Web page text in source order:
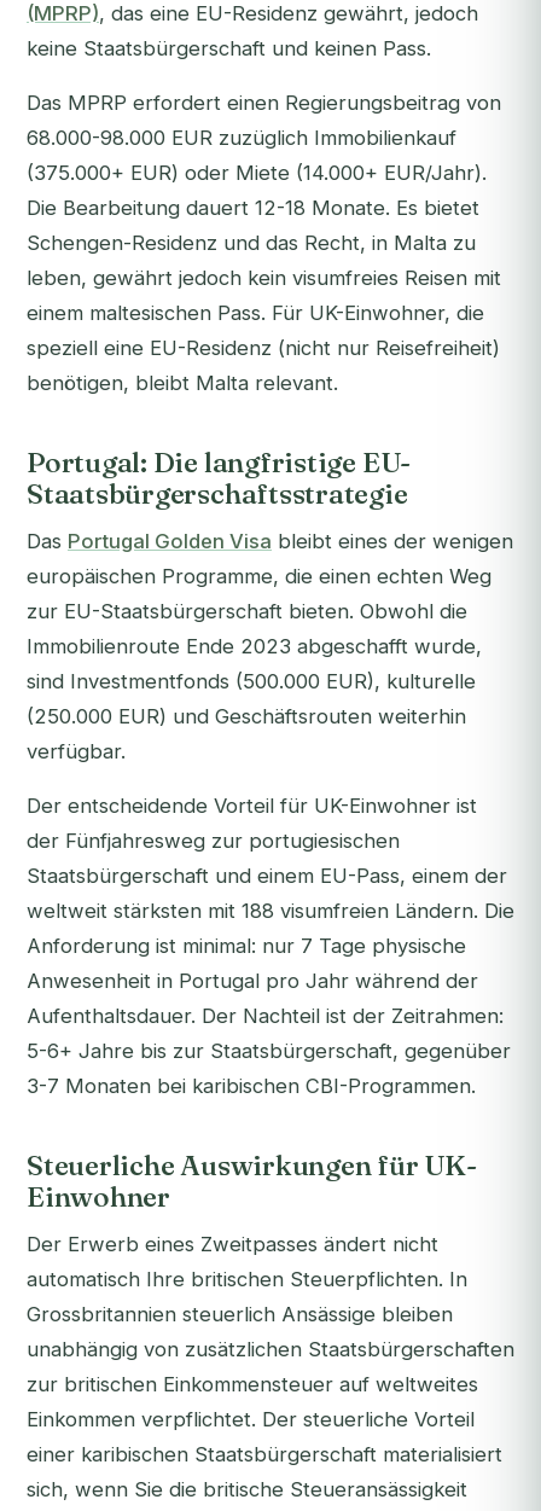
(MPRP), das eine EU-Residenz gewährt, jedoch
keine Staatsbürgerschaft und keinen Pass.
Das MPRP erfordert einen Regierungsbeitrag von
68.000-98.000 EUR zuzüglich Immobilienkauf
(375.000+ EUR) oder Miete (14.000+ EUR/Jahr).
Die Bearbeitung dauert 12-18 Monate. Es bietet
Schengen-Residenz und das Recht, in Malta zu
leben, gewährt jedoch kein visumfreies Reisen mit
einem maltesischen Pass. Für UK-Einwohner, die
speziell eine EU-Residenz (nicht nur Reisefreiheit)
benötigen, bleibt Malta relevant.
Portugal: Die langfristige EU-
Staatsbürgerschaftsstrategie
Das Portugal Golden Visa bleibt eines der wenigen
europäischen Programme, die einen echten Weg
zur EU-Staatsbürgerschaft bieten. Obwohl die
Immobilienroute Ende 2023 abgeschafft wurde,
sind Investmentfonds (500.000 EUR), kulturelle
(250.000 EUR) und Geschäftsrouten weiterhin
verfügbar.
Der entscheidende Vorteil für UK-Einwohner ist
der Fünfjahresweg zur portugiesischen
Staatsbürgerschaft und einem EU-Pass, einem der
weltweit stärksten mit 188 visumfreien Ländern. Die
Anforderung ist minimal: nur 7 Tage physische
Anwesenheit in Portugal pro Jahr während der
Aufenthaltsdauer. Der Nachteil ist der Zeitrahmen:
5-6+ Jahre bis zur Staatsbürgerschaft, gegenüber
3-7 Monaten bei karibischen CBI-Programmen.
Steuerliche Auswirkungen für UK-
Einwohner
Der Erwerb eines Zweitpasses ändert nicht
automatisch Ihre britischen Steuerpflichten. In
Grossbritannien steuerlich Ansässige bleiben
unabhängig von zusätzlichen Staatsbürgerschaften
zur britischen Einkommensteuer auf weltweites
Einkommen verpflichtet. Der steuerliche Vorteil
einer karibischen Staatsbürgerschaft materialisiert
sich, wenn Sie die britische Steueransässigkeit